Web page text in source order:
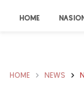
HOME
HOME NEWS